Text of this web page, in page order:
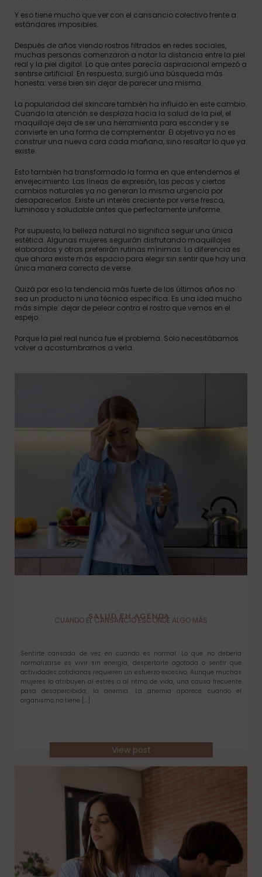
Y eso tiene mucho que ver con el cansancio colectivo frente a
estándares imposibles.
Después de años viendo rostros filtrados en redes sociales,
muchas personas comenzaron a notar la distancia entre la piel
real y la piel digital. Lo que antes parecía aspiracional empezó a
sentirse artificial. En respuesta, surgió una búsqueda más
honesta: verse bien sin dejar de parecer una misma.
La popularidad del skincare también ha influido en este cambio.
Cuando la atención se desplaza hacia la salud de la piel, el
maquillaje deja de ser una herramienta para esconder y se
convierte en una forma de complementar. El objetivo ya no es
construir una nueva cara cada mañana, sino resaltar lo que ya
existe.
Esto también ha transformado la forma en que entendemos el
envejecimiento. Las líneas de expresión, las pecas y ciertos
cambios naturales ya no generan la misma urgencia por
desaparecerlos. Existe un interés creciente por verse fresca,
luminosa y saludable antes que perfectamente uniforme.
Por supuesto, la belleza natural no significa seguir una única
estética. Algunas mujeres seguirán disfrutando maquillajes
elaborados y otras preferirán rutinas mínimas. La diferencia es
que ahora existe más espacio para elegir sin sentir que hay una
única manera correcta de verse.
Quizá por eso la tendencia más fuerte de los últimos años no
sea un producto ni una técnica específica. Es una idea mucho
más simple: dejar de pelear contra el rostro que vemos en el
espejo.
Porque la piel real nunca fue el problema. Solo necesitábamos
volver a acostumbrarnos a verla.
SALUD EN AGENDA
CUANDO EL CANSANCIO ESCONDE ALGO MÁS
Sentirte cansada de vez en cuando es normal. Lo que no debería
normalizarse es vivir sin energía, despertarte agotada o sentir que
actividades cotidianas requieren un esfuerzo excesivo. Aunque muchas
mujeres lo atribuyen al estrés o al ritmo de vida, una causa frecuente
pasa desapercibida: la anemia. La anemia aparece cuando el
organismo no tiene […]
View post